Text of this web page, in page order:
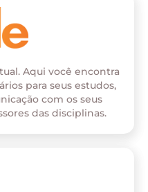
Aqui você encontra
para seus estudos,
com os seus
das disciplinas.